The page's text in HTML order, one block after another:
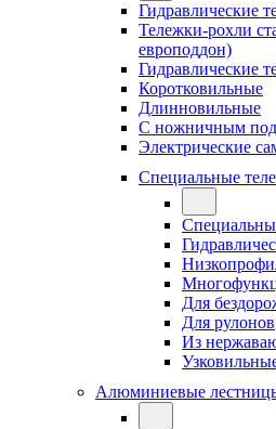
Гидравлические
Тележки-рохли
европоддон)
Гидравлические
Коротковильные
Длинновильные
С ножничным
Электрические
Специальные
Для
Для рулонов
Из
Алюминиевые